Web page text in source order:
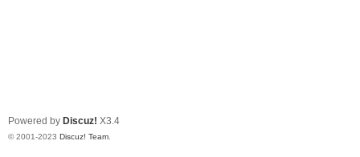
Powered by Discuz! X3.4
© 2001-2023 Discuz! Team